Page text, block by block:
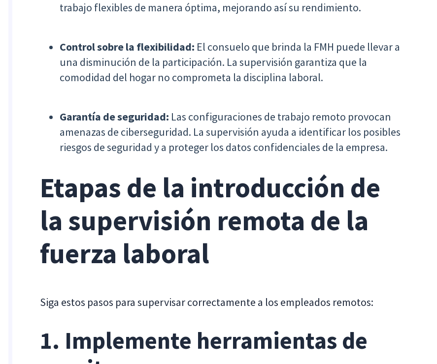
trabajo flexibles de manera óptima, mejorando así su rendimiento.
Control sobre la flexibilidad: El consuelo que brinda la FMH puede llevar a
una disminución de la participación. La supervisión garantiza que la
comodidad del hogar no comprometa la disciplina laboral.
Garantía de seguridad: Las configuraciones de trabajo remoto provocan
amenazas de ciberseguridad. La supervisión ayuda a identificar los posibles
riesgos de seguridad y a proteger los datos confidenciales de la empresa.
Etapas de la introducción de
la supervisión remota de la
fuerza laboral
Siga estos pasos para supervisar correctamente a los empleados remotos:
1. Implemente herramientas de